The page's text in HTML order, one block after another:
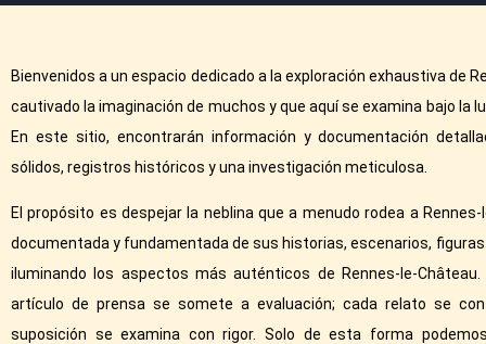
Bienvenidos a un espacio dedicado a la exploración exhaustiva de
cautivado la imaginación de muchos y que aquí se examina bajo la
En este sitio, encontrarán información y documentación
sólidos, registros históricos y una investigación meticulosa.
El propósito es despejar la neblina que a menudo rodea a
documentada y fundamentada de sus historias, escenarios,
iluminando los aspectos más auténticos de Rennes-le-
artículo de prensa se somete a evaluación; cada relato se
suposición se examina con rigor. Solo de esta forma